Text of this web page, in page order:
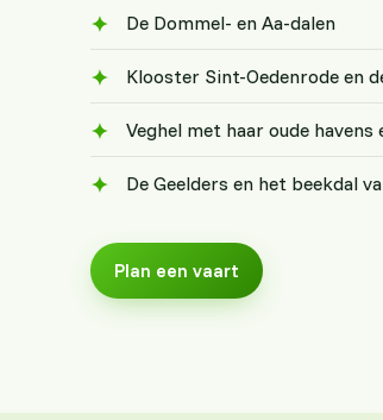
De Dommel- en Aa-dalen
Klooster Sint-Oedenrode en
Veghel met haar oude
De Geelders en het beekdal
Plan een vaart